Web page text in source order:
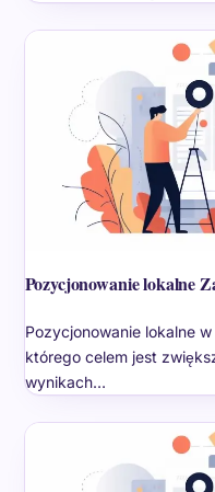
Pozycjonowanie lokalne
Pozycjonowanie lokalne
którego celem jest
wynikach…